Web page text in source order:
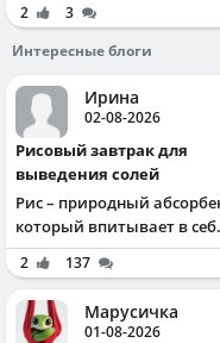
2
3
Интересные блоги
Ирина
02-08-2026
Рисовый завтрак для
выведения солей
Рис – природный
который впитывает в
2 137
Марусичка
01-08-2026